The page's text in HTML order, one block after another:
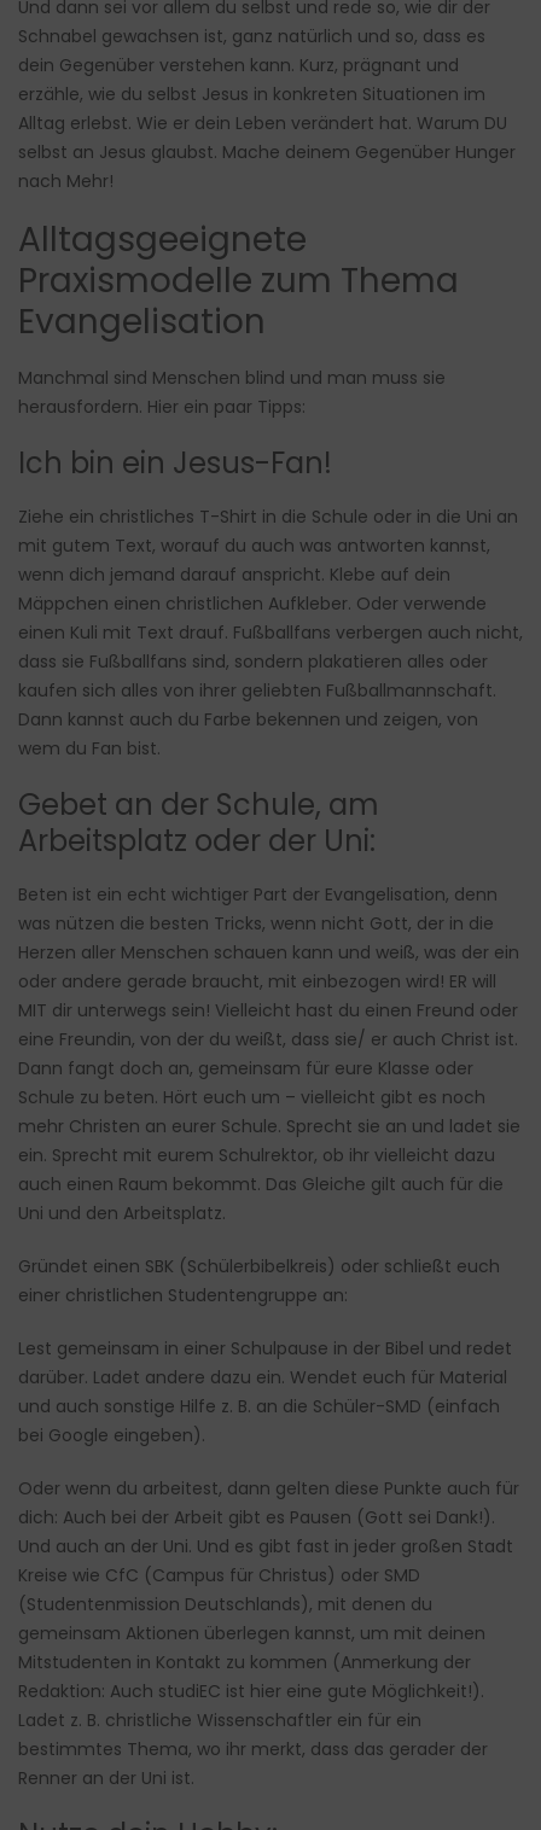
Und dann sei vor allem du selbst und rede so, wie dir der
Schnabel gewachsen ist, ganz natürlich und so, dass es
dein Gegenüber verstehen kann. Kurz, prägnant und
erzähle, wie du selbst Jesus in konkreten Situationen im
Alltag erlebst. Wie er dein Leben verändert hat. Warum DU
selbst an Jesus glaubst. Mache deinem Gegenüber Hunger
nach Mehr!
Alltagsgeeignete
Praxismodelle zum Thema
Evangelisation
Manchmal sind Menschen blind und man muss sie
herausfordern. Hier ein paar Tipps:
Ich bin ein Jesus-Fan!
Ziehe ein christliches T-Shirt in die Schule oder in die Uni an
mit gutem Text, worauf du auch was antworten kannst,
wenn dich jemand darauf anspricht. Klebe auf dein
Mäppchen einen christlichen Aufkleber. Oder verwende
einen Kuli mit Text drauf. Fußballfans verbergen auch nicht,
dass sie Fußballfans sind, sondern plakatieren alles oder
kaufen sich alles von ihrer geliebten Fußballmannschaft.
Dann kannst auch du Farbe bekennen und zeigen, von
wem du Fan bist.
Gebet an der Schule, am
Arbeitsplatz oder der Uni:
Beten ist ein echt wichtiger Part der Evangelisation, denn
was nützen die besten Tricks, wenn nicht Gott, der in die
Herzen aller Menschen schauen kann und weiß, was der ein
oder andere gerade braucht, mit einbezogen wird! ER will
MIT dir unterwegs sein! Vielleicht hast du einen Freund oder
eine Freundin, von der du weißt, dass sie/ er auch Christ ist.
Dann fangt doch an, gemeinsam für eure Klasse oder
Schule zu beten. Hört euch um – vielleicht gibt es noch
mehr Christen an eurer Schule. Sprecht sie an und ladet sie
ein. Sprecht mit eurem Schulrektor, ob ihr vielleicht dazu
auch einen Raum bekommt. Das Gleiche gilt auch für die
Uni und den Arbeitsplatz.
Gründet einen SBK (Schülerbibelkreis) oder schließt euch
einer christlichen Studentengruppe an:
Lest gemeinsam in einer Schulpause in der Bibel und redet
darüber. Ladet andere dazu ein. Wendet euch für Material
und auch sonstige Hilfe z. B. an die Schüler-SMD (einfach
bei Google eingeben).
Oder wenn du arbeitest, dann gelten diese Punkte auch für
dich: Auch bei der Arbeit gibt es Pausen (Gott sei Dank!).
Und auch an der Uni. Und es gibt fast in jeder großen Stadt
Kreise wie CfC (Campus für Christus) oder SMD
(Studentenmission Deutschlands), mit denen du
gemeinsam Aktionen überlegen kannst, um mit deinen
Mitstudenten in Kontakt zu kommen (Anmerkung der
Redaktion: Auch studiEC ist hier eine gute Möglichkeit!).
Ladet z. B. christliche Wissenschaftler ein für ein
bestimmtes Thema, wo ihr merkt, dass das gerader der
Renner an der Uni ist.